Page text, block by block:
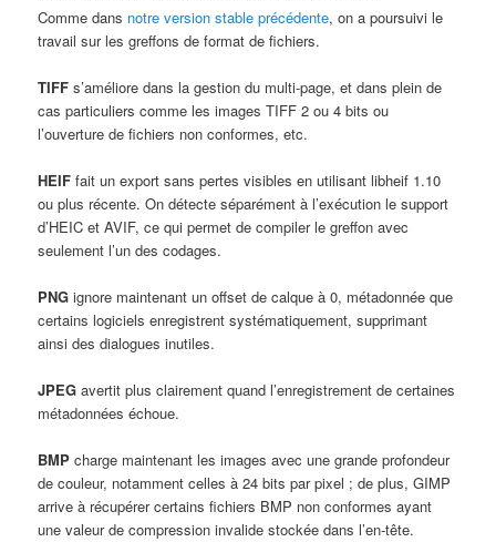
Comme dans notre version stable précédente, on a poursuivi le
travail sur les greffons de format de fichiers.
TIFF s’améliore dans la gestion du multi-page, et dans plein de
cas particuliers comme les images TIFF 2 ou 4 bits ou
l’ouverture de fichiers non conformes, etc.
HEIF fait un export sans pertes visibles en utilisant libheif 1.10
ou plus récente. On détecte séparément à l’exécution le support
d’HEIC et AVIF, ce qui permet de compiler le greffon avec
seulement l’un des codages.
PNG ignore maintenant un offset de calque à 0, métadonnée que
certains logiciels enregistrent systématiquement, supprimant
ainsi des dialogues inutiles.
JPEG avertit plus clairement quand l’enregistrement de certaines
métadonnées échoue.
BMP charge maintenant les images avec une grande profondeur
de couleur, notamment celles à 24 bits par pixel ; de plus, GIMP
arrive à récupérer certains fichiers BMP non conformes ayant
une valeur de compression invalide stockée dans l’en-tête.